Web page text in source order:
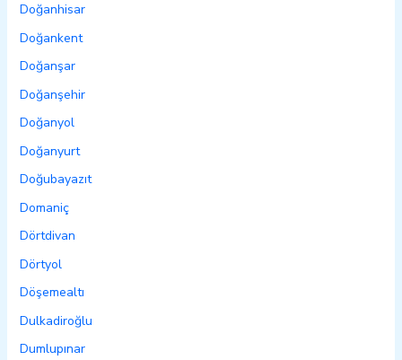
Doğanhisar
Doğankent
Doğanşar
Doğanşehir
Doğanyol
Doğanyurt
Doğubayazıt
Domaniç
Dörtdivan
Dörtyol
Döşemealtı
Dulkadiroğlu
Dumlupınar